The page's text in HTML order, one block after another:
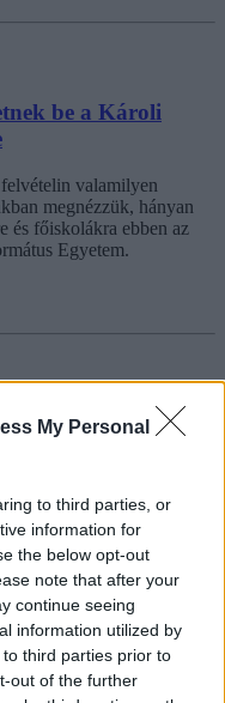
My Personal
to third parties, or
information for
the below opt-out
note that after your
continue seeing
information utilized by
third parties prior to
out of the further
be a Károli
valamilyen
megnézzük, hányan
és főiskolákra ebben az
Egyetem.
toplistája: ezek a
és a Szegedi
felsőoktatási rangsorát.
Gazdaságtudományi
Katolikus Egyetemet